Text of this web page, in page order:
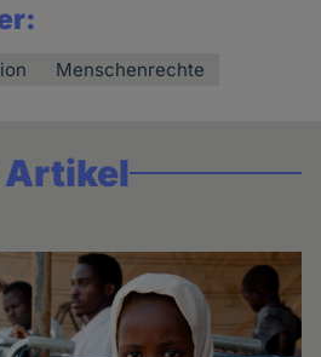
Menschenrechte
Artikel